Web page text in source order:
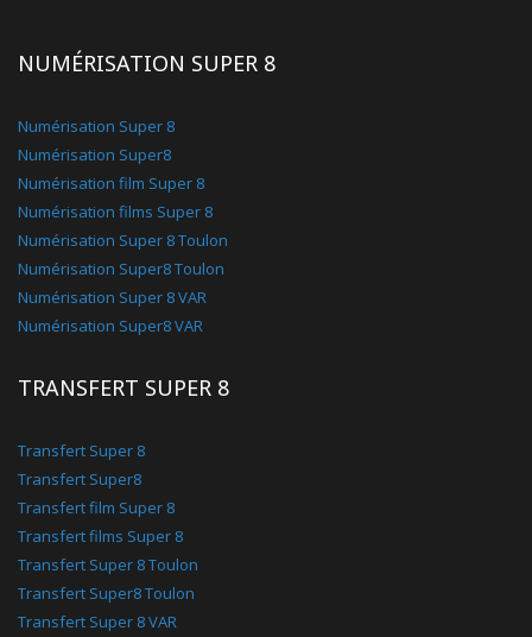
NUMÉRISATION SUPER 8
Numérisation Super 8
Numérisation Super8
Numérisation film Super 8
Numérisation films Super 8
Numérisation Super 8 Toulon
Numérisation Super8 Toulon
Numérisation Super 8 VAR
Numérisation Super8 VAR
TRANSFERT SUPER 8
Transfert Super 8
Transfert Super8
Transfert film Super 8
Transfert films Super 8
Transfert Super 8 Toulon
Transfert Super8 Toulon
Transfert Super 8 VAR